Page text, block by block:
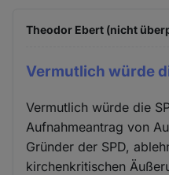
Theodor Ebert (nicht
Vermutlich würde
Vermutlich würde die
Aufnahmeantrag von
Gründer der SPD,
kirchenkritischen